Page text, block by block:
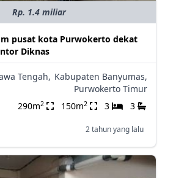
Rp. 1.4 miliar
pusat kota Purwokerto dekat
Diknas
Tengah, Kabupaten Banyumas,
Purwokerto Timur
290m2 150m2 3 3
2 tahun yang lalu